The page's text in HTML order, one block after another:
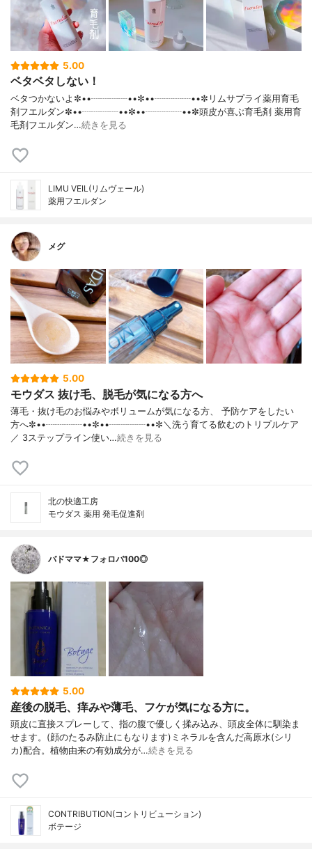
5.00
ベタベタしない！
ベタつかないよ✼••┈┈┈┈••✼••┈┈┈┈••✼リムサプライ薬用育毛
剤フエルダン✼••┈┈┈┈••✼••┈┈┈┈••✼頭皮が喜ぶ育毛剤 薬用育
毛剤フエルダン…続きを見る
LIMU VEIL(リムヴェール)
薬用フエルダン
メグ
5.00
モウダス 抜け毛、脱毛が気になる方へ
薄毛・抜け毛のお悩みやボリュームが気になる方、 予防ケアをしたい
方へ✼••┈┈┈┈••✼••┈┈┈┈••✼＼洗う育てる飲むのトリプルケア
／ 3ステップライン使い…続きを見る
北の快適工房
モウダス 薬用 発毛促進剤
バドママ★フォロバ100◎
5.00
産後の脱毛、痒みや薄毛、フケが気になる方に。
頭皮に直接スプレーして、指の腹で優しく揉み込み、頭皮全体に馴染ま
せます。(顔のたるみ防止にもなります)ミネラルを含んだ高原水(シリ
カ)配合。植物由来の有効成分が…続きを見る
CONTRIBUTION(コントリビューション)
ボテージ